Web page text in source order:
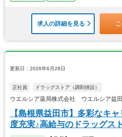
求人の詳細を見る
更新日：2026年6月28日
正社員 ドラッグストア（調剤併設）
ウエルシア薬局株式会社 ウエルシア益
【島根県益田市】多彩なキ
度充実♪高給与のドラッグス